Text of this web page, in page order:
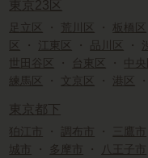
東京23区
足立区 ・ 荒川区 ・ 板橋区
区
・ 江東区 ・ 品川区 ・
世田谷区
・ 台東区 ・ 中央
練馬区
・ 文京区 ・ 港区 ・
東京都下
狛江市 ・ 調布市 ・ 三鷹市
城市
・ 多摩市 ・ 八王子市